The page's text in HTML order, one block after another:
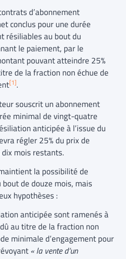
d’abonnement
conclus pour une durée
résiliables au bout du
le paiement, par le
pouvant atteindre 25%
de la fraction non échue de
[1].
souscrit un abonnement
minimal de vingt-quatre
anticipée à l’issue du
régler 25% du prix de
mois restants.
la possibilité de
de douze mois, mais
hypothèses :
anticipée sont ramenés à
au titre de la fraction non
minimale d’engagement pour
« la vente d’un